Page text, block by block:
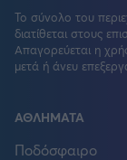
Το σύνολο του
διατίθεται στους
Απαγορεύεται η
μετά ή άνευ
ΑΘΛΗΜΑΤΑ
Ποδόσφαιρο